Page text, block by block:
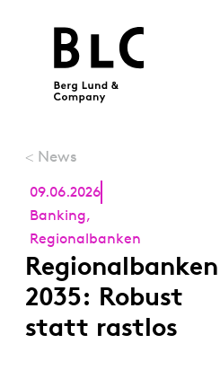
< News
09.06.2026
Banking,
Regionalbanken
Regionalbanken
2035: Robust
statt rastlos